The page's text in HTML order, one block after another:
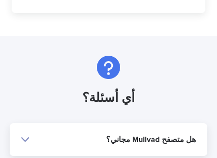
أي أسئلة؟
هل متصفح Mullvad مجاني؟